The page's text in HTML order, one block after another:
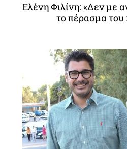
Ελένη Φιλίνη: «Δεν με
το πέρασμα του